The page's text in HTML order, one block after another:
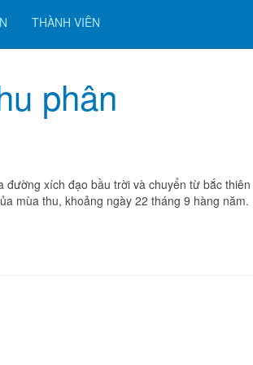
THÀNH VIÊN
phân
xích đạo bầu trời và chuyển từ bắc
mùa thu, khoảng ngày 22 tháng 9 hàng năm.